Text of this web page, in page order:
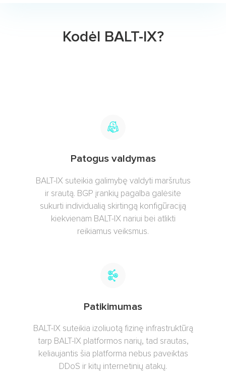
Kodėl BALT-IX?
Patogus valdymas
BALT-IX suteikia galimybę valdyti maršrutus
ir srautą. BGP įrankių pagalba galėsite
sukurti individualią skirtingą konfigūraciją
kiekvienam BALT-IX nariui bei atlikti
reikiamus veiksmus.
Patikimumas
BALT-IX suteikia izoliuotą fizinę infrastruktūrą
tarp BALT-IX platformos narių, tad srautas,
keliaujantis šia platforma nebus paveiktas
DDoS ir kitų internetinių atakų.